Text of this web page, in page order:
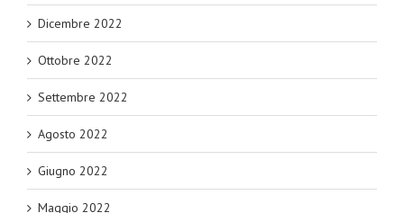
Dicembre 2022
Ottobre 2022
Settembre 2022
Agosto 2022
Giugno 2022
Maggio 2022